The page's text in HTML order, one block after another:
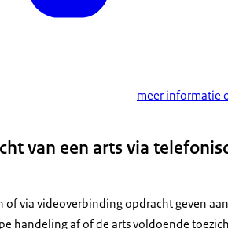
meer informatie
van een arts via
of via videoverbinding opdracht geven
handeling af of de arts voldoende